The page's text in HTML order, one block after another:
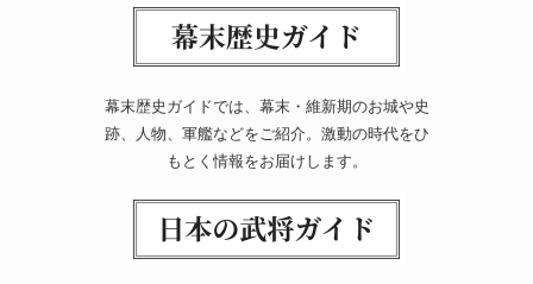
幕末歴史ガイドでは、幕末・維新期のお城や史
跡、人物、軍艦などをご紹介。激動の時代をひ
もとく情報をお届けします。